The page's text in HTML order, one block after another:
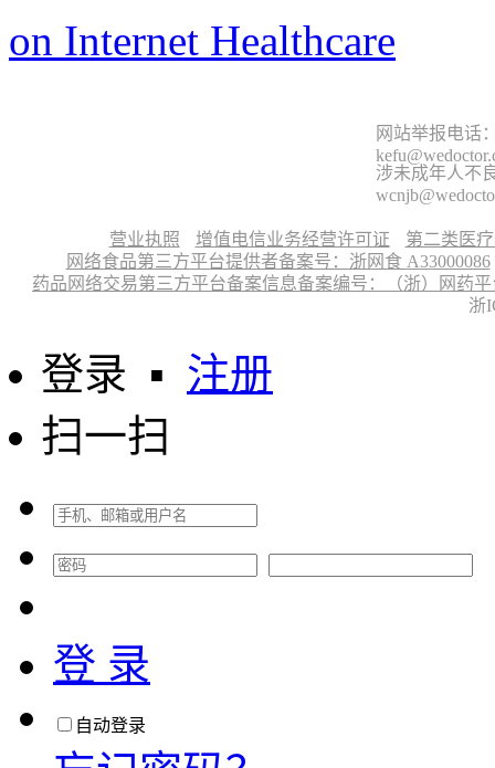
on Internet Healthcare
网站举报电话
涉未成年人不
营业执照 增值电信业务经营许可证
第二类医
网络食品第三方平台提供者备案号：浙网食 A33000086
药品网络交易第三方平台备案信息备案编号：（浙）网药平
浙
登录 ▪ 注册
扫一扫
登 录
自动登录